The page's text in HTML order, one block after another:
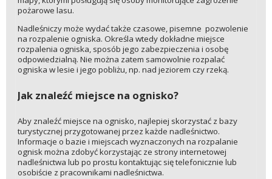
pożarowe lasu.
Nadleśniczy może wydać także czasowe, pisemne pozwolenie
na rozpalenie ogniska. Określa wtedy dokładne miejsce
rozpalenia ogniska, sposób jego zabezpieczenia i osobę
odpowiedzialną. Nie można zatem samowolnie rozpalać
ogniska w lesie i jego pobliżu, np. nad jeziorem czy rzeką.
Jak znaleźć miejsce na ognisko?
Aby znaleźć miejsce na ognisko, najlepiej skorzystać z bazy
turystycznej przygotowanej przez każde nadleśnictwo.
Informacje o bazie i miejscach wyznaczonych na rozpalanie
ognisk można zdobyć korzystając ze strony internetowej
nadleśnictwa lub po prostu kontaktując się telefonicznie lub
osobiście z pracownikami nadleśnictwa.